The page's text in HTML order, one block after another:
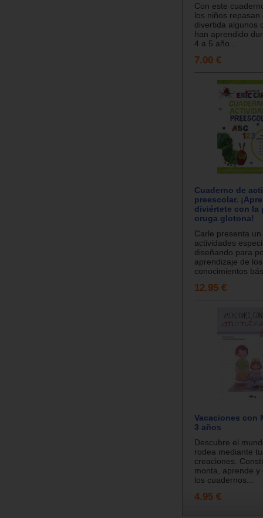
Con este
los niños repasan
divertida algunos
han aprendido
4 a 5 año...
7.00 €
Cuaderno de
preescolar.
diviértete con la
oruga glotona!
Carle presenta
actividades
diseñando para
aprendizaje de los
conocimientos
12.95 €
Vacaciones con
3 años
Descubre el
rodea mediante
creaciones.
monta, aprende y
los cuadernos...
4.95 €